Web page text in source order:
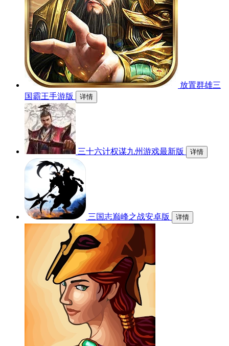
放置群雄三
国霸王手游版
详情
三十六计权谋九州游戏最新版 详情
三国志巅峰之战安卓版 详情